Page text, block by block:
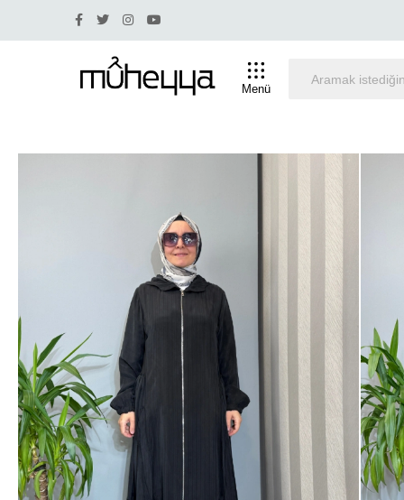
ürünlerde iade ve değişim yapılmamaktadır.
Menü